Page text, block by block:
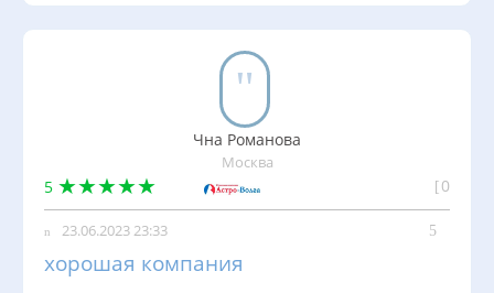
Чна Романова
Москва
5 0
23.06.2023 23:33
хорошая компания